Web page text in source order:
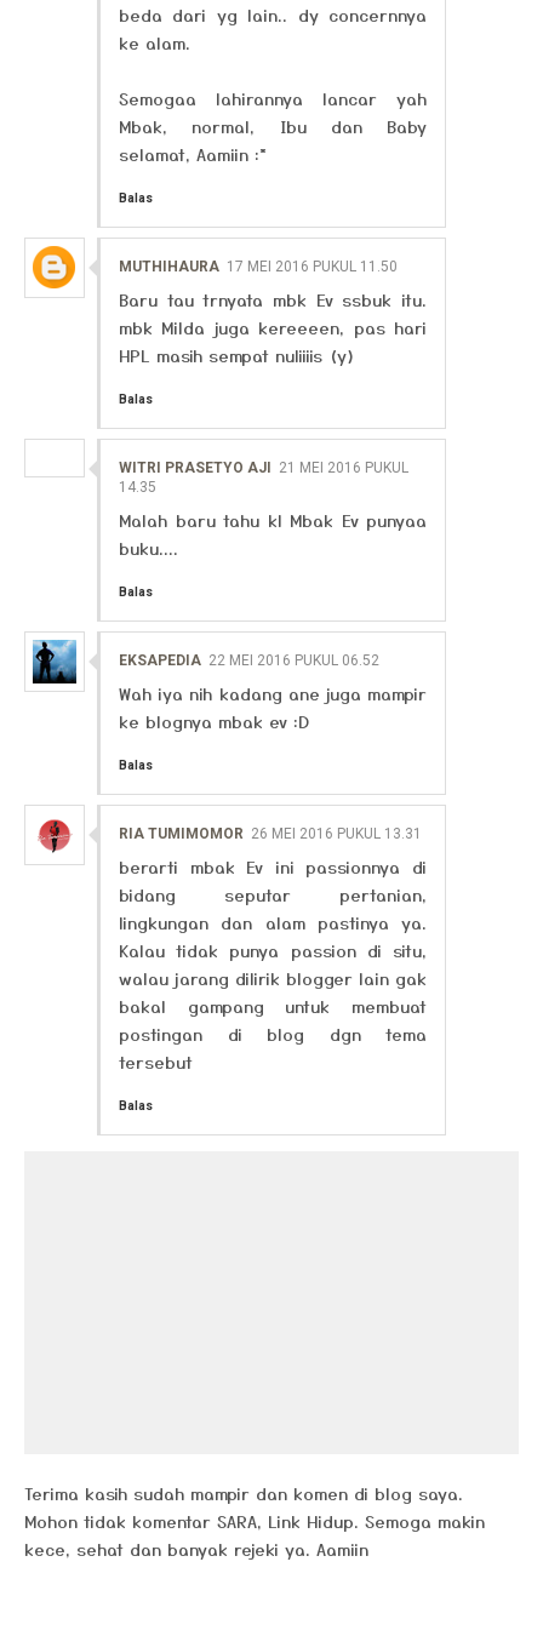
beda dari yg lain.. dy concernnya
ke alam.
Semogaa lahirannya lancar yah
Mbak, normal, Ibu dan Baby
selamat, Aamiin :*
Balas
MUTHIHAURA 17 MEI 2016 PUKUL 11.50
Baru tau trnyata mbk Ev ssbuk itu.
mbk Milda juga kereeeen, pas hari
HPL masih sempat nuliiiis (y)
Balas
WITRI PRASETYO AJI 21 MEI 2016 PUKUL
14.35
Malah baru tahu kl Mbak Ev punyaa
buku....
Balas
EKSAPEDIA 22 MEI 2016 PUKUL 06.52
Wah iya nih kadang ane juga mampir
ke blognya mbak ev :D
Balas
RIA TUMIMOMOR 26 MEI 2016 PUKUL 13.31
berarti mbak Ev ini passionnya di
bidang seputar pertanian,
lingkungan dan alam pastinya ya.
Kalau tidak punya passion di situ,
walau jarang dilirik blogger lain gak
bakal gampang untuk membuat
postingan di blog dgn tema
tersebut
Balas
Terima kasih sudah mampir dan komen di blog saya.
Mohon tidak komentar SARA, Link Hidup. Semoga makin
kece, sehat dan banyak rejeki ya. Aamiin